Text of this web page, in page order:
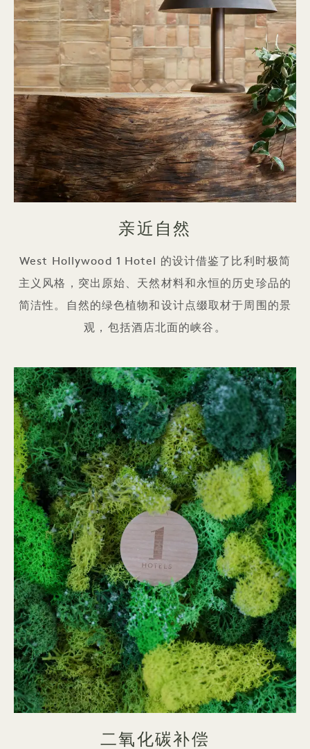
亲近自然
West Hollywood 1 Hotel 的设计借鉴了比利时极简
主义风格，突出原始、天然材料和永恒的历史珍品的
简洁性。自然的绿色植物和设计点缀取材于周围的景
观，包括酒店北面的峡谷。
二氧化碳补偿